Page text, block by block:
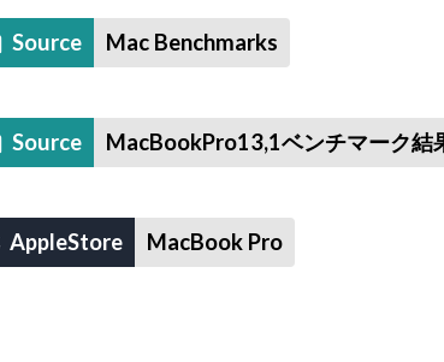
Source Mac Benchmarks
Source MacBookPro13,1ベンチマーク結
AppleStore MacBook Pro